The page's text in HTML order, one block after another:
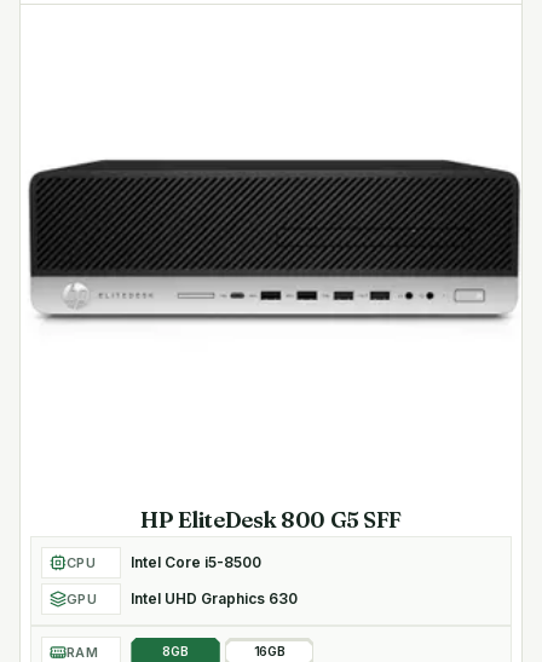
HP EliteDesk 800 G5 SFF
CPU Intel Core i5-8500
GPU Intel UHD Graphics 630
RAM 8GB 16GB